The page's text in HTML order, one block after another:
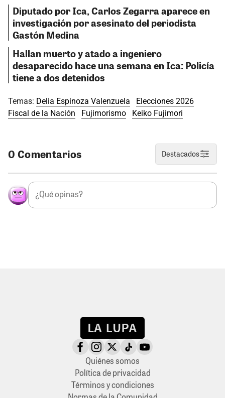
Diputado por Ica, Carlos Zegarra aparece en
investigación por asesinato del periodista
Gastón Medina
Hallan muerto y atado a ingeniero
desaparecido hace una semana en Ica: Policía
tiene a dos detenidos
Temas: Delia Espinoza Valenzuela
Elecciones 2026
Fiscal de la Nación
Fujimorismo Keiko Fujimori
0 Comentarios Destacados
Quiénes somos
Política de privacidad
Términos y condiciones